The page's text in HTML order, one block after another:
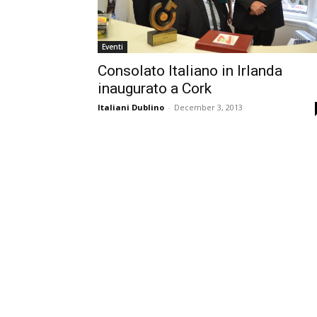
Eventi
Consolato Italiano in Irlanda
inaugurato a Cork
Italiani Dublino - December 3, 2013